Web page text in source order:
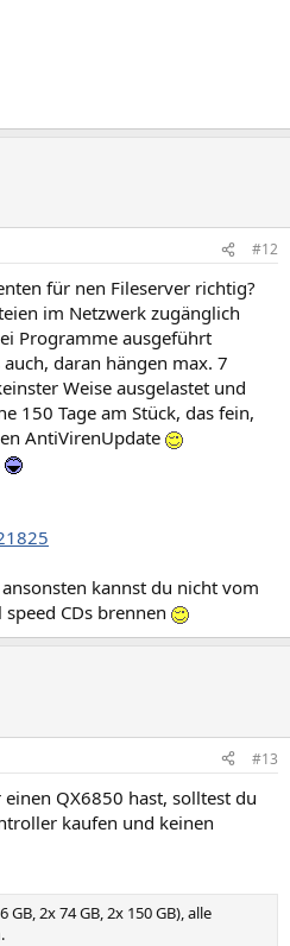
#12
für nen Fileserver richtig?
im Netzwerk zugänglich
Programme ausgeführt
daran hängen max. 7
Weise ausgelastet und
150 Tage am Stück, das fein,
AntiVirenUpdate
kannst du nicht vom
CDs brennen
#13
QX6850 hast, solltest du
kaufen und keinen
2x 74 GB, 2x 150 GB), alle